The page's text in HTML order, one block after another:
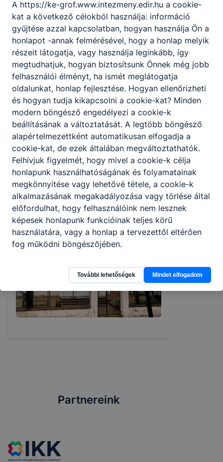
hálózatot.
Nagy összegekkel támogatta a
Budapesti Első Gyermekmenhely
Egyletet (melynek fiókintézete
Istvántelek északi részén épült fel Ybl
Miklós tervei szerint), az újpesti Egek
Királynéja-templom felépítését,
valamint az újpesti Katolikus
Legényegyletet. 1900-ban kitüntették
az Aranygyapjas renddel.
Tagja volt a Magyar Tudományos
Akadémiának, valamint az
országgyűlés főrendi házának. Élete
utolsó évét a francia Riviérán töltötte,
ahol 1906-ban hunyt el.
forrás: Wikipédia
Partnereink
A https://ke-grof.www.intezmeny.edir.hu a cookie-
kat a következő célokból használja: információ
gyűjtése azzal kapcsolatban, hogyan használja Ön a
honlapot -annak felmérésével, hogy a honlap melyik
részeit látogatja, vagy használja leginkább, így
megtudhatjuk, hogyan biztosítsunk Önnek még jobb
felhasználói élményt, ha ismét meglátogatja
oldalunkat, honlap fejlesztése. Hogyan ellenőrizheti
és hogyan tudja kikapcsolni a cookie-kat? Minden
modern böngésző engedélyezi a cookie-k
beállításának a változtatását. A legtöbb böngésző
alapértelmezettként automatikusan elfogadja a
cookie-kat, de ezek általában megváltoztathatók.
Felhívjuk figyelmét, hogy mivel a cookie-k célja
honlapunk használhatóságának és folyamatainak
megkönnyítése vagy lehetővé tétele, a cookie-k
alkalmazásának megakadályozása vagy törlése által
előfordulhat, hogy felhasználóink nem lesznek
képesek honlapunk funkcióinak teljes körű
használatára, vagy a honlap a tervezettől eltérően
fog működni böngészőjében.
További lehetőségek Mindet elfogadom